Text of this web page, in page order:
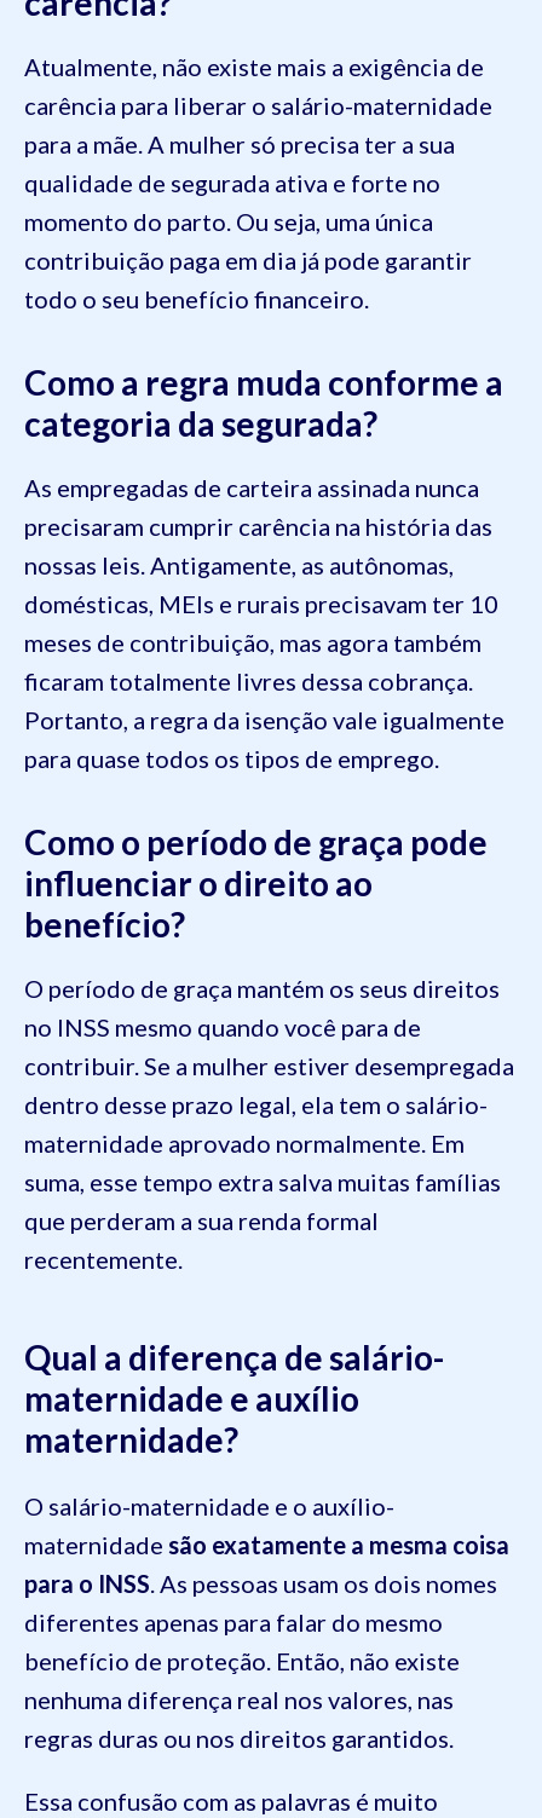
Atualmente, não existe mais a exigência de
carência para liberar o salário-maternidade
para a mãe. A mulher só precisa ter a sua
qualidade de segurada ativa e forte no
momento do parto. Ou seja, uma única
contribuição paga em dia já pode garantir
todo o seu benefício financeiro.
Como a regra muda conforme a
categoria da segurada?
As empregadas de carteira assinada nunca
precisaram cumprir carência na história das
nossas leis. Antigamente, as autônomas,
domésticas, MEIs e rurais precisavam ter 10
meses de contribuição, mas agora também
ficaram totalmente livres dessa cobrança.
Portanto, a regra da isenção vale igualmente
para quase todos os tipos de emprego.
Como o período de graça pode
influenciar o direito ao
benefício?
O período de graça mantém os seus direitos
no INSS mesmo quando você para de
contribuir. Se a mulher estiver desempregada
dentro desse prazo legal, ela tem o salário-
maternidade aprovado normalmente. Em
suma, esse tempo extra salva muitas famílias
que perderam a sua renda formal
recentemente.
Qual a diferença de salário-
maternidade e auxílio
maternidade?
O salário-maternidade e o auxílio-
maternidade são exatamente a mesma coisa
para o INSS. As pessoas usam os dois nomes
diferentes apenas para falar do mesmo
benefício de proteção. Então, não existe
nenhuma diferença real nos valores, nas
regras duras ou nos direitos garantidos.
Essa confusão com as palavras é muito